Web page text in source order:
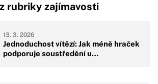
rubriky zajímavosti
Jednoduchost vítězí: Jak méně hraček
podporuje soustředění u…
13. 3. 2026